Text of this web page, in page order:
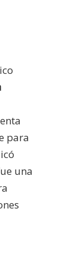
para
una